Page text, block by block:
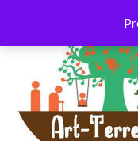
content